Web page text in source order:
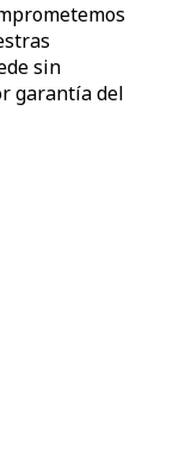
sin
garantía del